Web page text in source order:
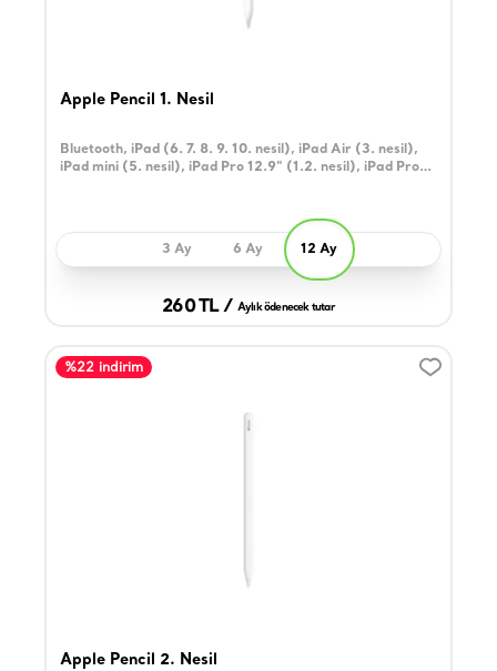
Apple Pencil 1. Nesil
Bluetooth, iPad (6. 7. 8. 9. 10. nesil), iPad Air (3. nesil),
iPad mini (5. nesil), iPad Pro 12.9" (1.2. nesil), iPad Pro
3 Ay 6 Ay 12 Ay
260 TL / Aylık ödenecek tutar
%22 indirim
Apple Pencil 2. Nesil